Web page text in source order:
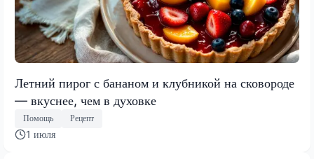
Летний пирог с бананом и клубникой на сковороде
— вкуснее, чем в духовке
Помощь Рецепт
1 июля